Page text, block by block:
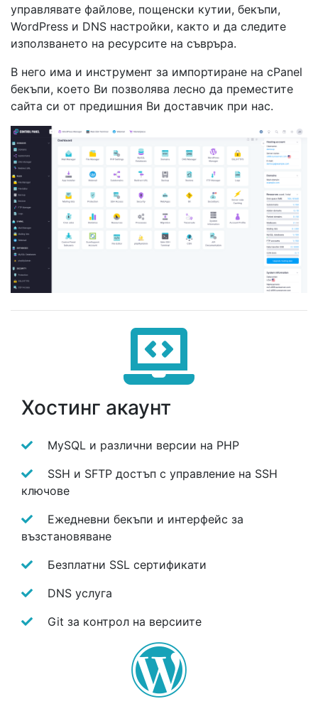
управлявате файлове, пощенски кутии, бекъпи,
WordPress и DNS настройки, както и да следите
използването на ресурсите на съвръра.
В него има и инструмент за импортиране на cPanel
бекъпи, което Ви позволява лесно да преместите
сайта си от предишния Ви доставчик при нас.
Хостинг акаунт
MySQL и различни версии на PHP
SSH и SFTP достъп с управление на SSH
ключове
Ежедневни бекъпи и интерфейс за
възстановяване
Безплатни SSL сертификати
DNS услуга
Git за контрол на версиите